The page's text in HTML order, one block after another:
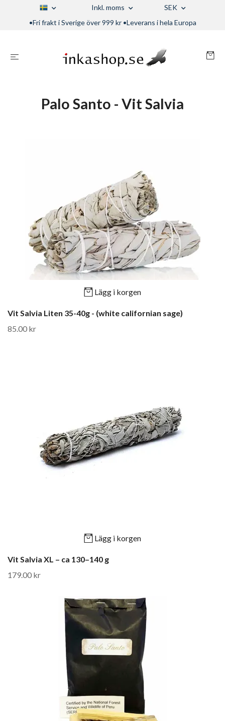
Inkl. moms
SEK
•Fri frakt i Sverige över 999 kr •Leverans i hela Europa
Palo Santo - Vit Salvia
Lägg i korgen
Vit Salvia Liten 35-40g - (white californian sage)
85.00 kr
Lägg i korgen
Vit Salvia XL – ca 130–140 g
179.00 kr